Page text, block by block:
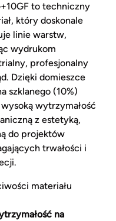
to techniczny
który doskonale
linie warstw,
wydrukom
profesjonalny
Dzięki domieszce
szklanego (10%)
wysoką wytrzymałość
z estetyką,
do projektów
trwałości i
materiału
na